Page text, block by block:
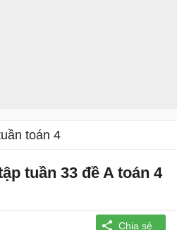
toán 4
tuần 33 đề A toán 4